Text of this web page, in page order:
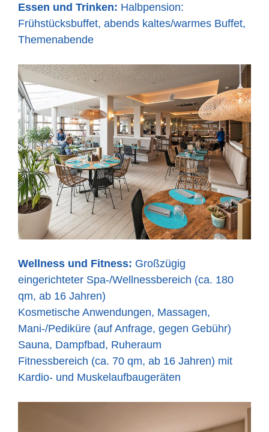
Essen und Trinken: Halbpension:
Frühstücksbuffet, abends kaltes/warmes Buffet,
Themenabende
Wellness und Fitness: Großzügig
eingerichteter Spa-/Wellnessbereich (ca. 180
qm, ab 16 Jahren)
Kosmetische Anwendungen, Massagen,
Mani-/Pediküre (auf Anfrage, gegen Gebühr)
Sauna, Dampfbad, Ruheraum
Fitnessbereich (ca. 70 qm, ab 16 Jahren) mit
Kardio- und Muskelaufbaugeräten